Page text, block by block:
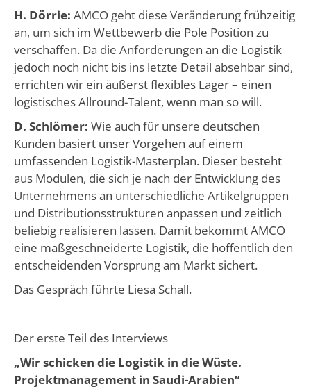
H. Dörrie: AMCO geht diese Veränderung frühzeitig
an, um sich im Wettbewerb die Pole Position zu
verschaffen. Da die Anforderungen an die Logistik
jedoch noch nicht bis ins letzte Detail absehbar sind,
errichten wir ein äußerst flexibles Lager – einen
logistisches Allround-Talent, wenn man so will.
D. Schlömer: Wie auch für unsere deutschen
Kunden basiert unser Vorgehen auf einem
umfassenden Logistik-Masterplan. Dieser besteht
aus Modulen, die sich je nach der Entwicklung des
Unternehmens an unterschiedliche Artikelgruppen
und Distributionsstrukturen anpassen und zeitlich
beliebig realisieren lassen. Damit bekommt AMCO
eine maßgeschneiderte Logistik, die hoffentlich den
entscheidenden Vorsprung am Markt sichert.
Das Gespräch führte Liesa Schall.
Der erste Teil des Interviews
„Wir schicken die Logistik in die Wüste.
Projektmanagement in Saudi-Arabien“